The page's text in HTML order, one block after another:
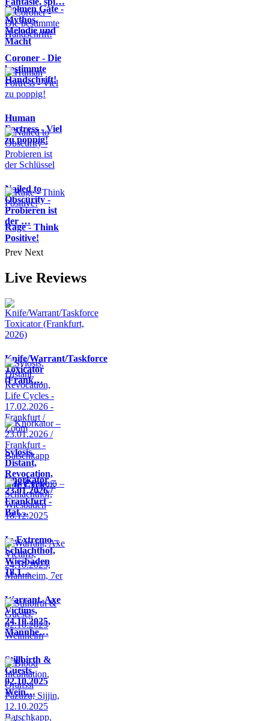
Dolmen Gate -
Mythos,
Melodie und
Macht
Coroner - Die
bestimmte
Handschrift!
Human
Fortress - Viel
zu poppig!
Nailed to
Obscurity -
Probieren ist
der …
Rage - Think
Positive!
Prev Next
Live Reviews
Knife/Warrant/Taskforce
Toxicator
(Frank…
Sylosis,
Distant,
Revocation,
Life Cycle…
Knorkator –
23.01.2026 /
Frankfurt -
Bat…
In Extremo –
Schlachthof,
Wiesbaden
18.1…
Warrant, Axe
Victims,
24.10.2025,
Mannhe…
Stillbirth &
Guests,
02.10.2025
Wein…